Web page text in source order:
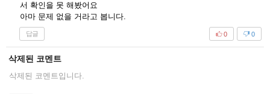
서 확인을 못 해봤어요
아마 문제 없을 거라고 봅니다.
답글 0
0
삭제된 코멘트
삭제된 코멘트입니다.